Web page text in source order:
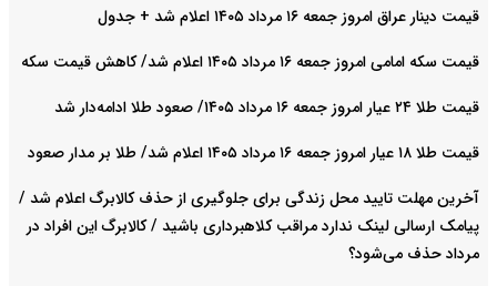
قیمت دینار عراق امروز جمعه ۱۶ مرداد ۱۴۰۵ اعلام شد + جدول
قیمت سکه امامی امروز جمعه ۱۶ مرداد ۱۴۰۵ اعلام شد/ کاهش قیمت سکه
قیمت طلا ۲۴ عیار امروز جمعه ۱۶ مرداد ۱۴۰۵/ صعود طلا ادامه‌دار شد
قیمت طلا ۱۸ عیار امروز جمعه ۱۶ مرداد ۱۴۰۵ اعلام شد/ طلا بر مدار صعود
آخرین مهلت تایید محل زندگی برای جلوگیری از حذف کالابرگ اعلام شد /
پیامک ارسالی لینک ندارد مراقب کلاهبرداری باشید / کالابرگ این افراد در
مرداد حذف می‌شود؟